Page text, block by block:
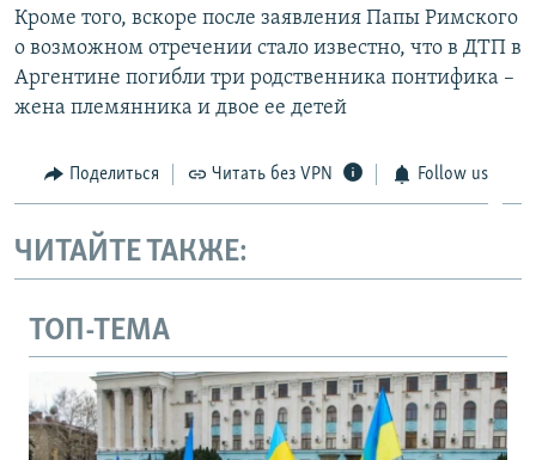
Все сайты RFE/RL
Кроме того, вскоре после заявления Папы Римского
о возможном отречении стало известно, что в ДТП в
Аргентине погибли три родственника понтифика –
жена племянника и двое ее детей
Поделиться Читать без VPN Follow us
ЧИТАЙТЕ ТАКЖЕ:
ТОП-ТЕМА